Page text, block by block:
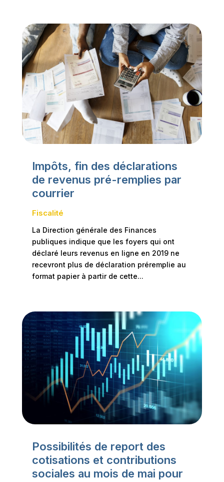
Impôts, fin des déclarations
de revenus pré-remplies par
courrier
Fiscalité
La Direction générale des Finances
publiques indique que les foyers qui ont
déclaré leurs revenus en ligne en 2019 ne
recevront plus de déclaration pré­remplie au
format papier à partir de cette...
Possibilités de report des
cotisations et contributions
sociales au mois de mai pour